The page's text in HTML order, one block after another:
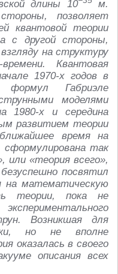
длины 10
м.
позволяет
квантовой теории
с другой стороны,
на структуру
Квантовая
1970-х годов в
формул Габриэле
моделями
1980-х и середина
развитием теории
время на
так
или «теория всего»,
посвятил
на математическую
теории, пока не
Возникшая для
но не вполне
оказалась в своего
описания всех